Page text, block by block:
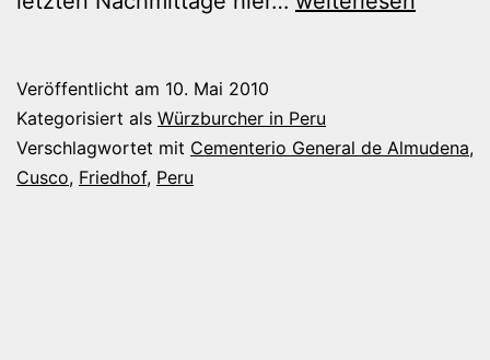
Veröffentlicht am 10. Mai 2010
Kategorisiert als Würzburcher in Peru
Verschlagwortet mit Cementerio General de Almudena,
Cusco, Friedhof, Peru